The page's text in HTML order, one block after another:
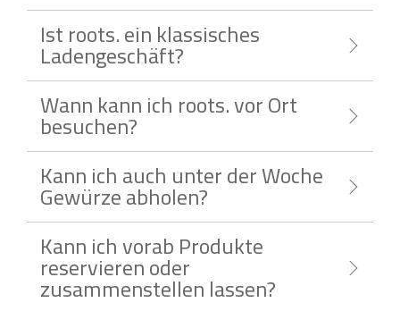
Ist roots. ein klassisches
Ladengeschäft?
Wann kann ich roots. vor Ort
besuchen?
Kann ich auch unter der Woche
Gewürze abholen?
Kann ich vorab Produkte
reservieren oder
zusammenstellen lassen?